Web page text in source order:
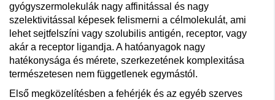
gyógyszermolekulák nagy affinitással és nagy
szelektivitással képesek felismerni a célmolekulát, ami
lehet sejtfelszíni vagy szolubilis antigén, receptor, vagy
akár a receptor ligandja. A hatóanyagok nagy
hatékonysága és mérete, szerkezetének komplexitása
természetesen nem függetlenek egymástól.
Első megközelítésben a fehérjék és az egyéb szerves